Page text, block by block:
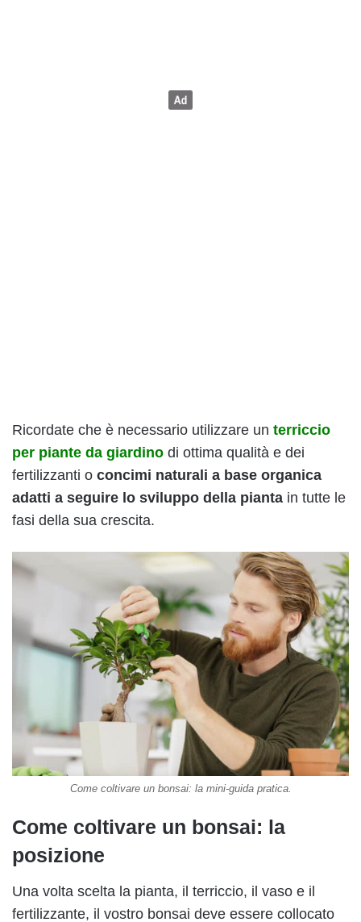
Ricordate che è necessario utilizzare un terriccio
per piante da giardino di ottima qualità e dei
fertilizzanti o concimi naturali a base organica
adatti a seguire lo sviluppo della pianta in tutte le
fasi della sua crescita.
Come coltivare un bonsai: la mini-guida pratica.
Come coltivare un bonsai: la
posizione
Una volta scelta la pianta, il terriccio, il vaso e il
fertilizzante, il vostro bonsai deve essere collocato